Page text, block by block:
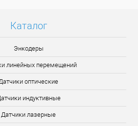
Каталог
Энкодеры
линейных перемещений
оптические
индуктивные
Датчики лазерные